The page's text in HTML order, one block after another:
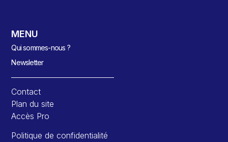
MENU
Qui sommes-nous ?
Newsletter
Contact
Plan du site
Accès Pro
Politique de confidentialité